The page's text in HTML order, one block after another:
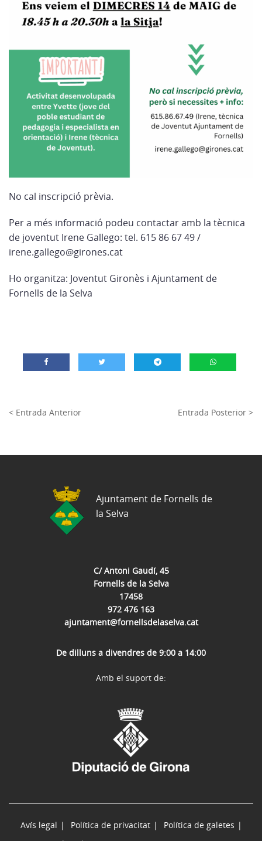
No cal inscripció prèvia.
Per a més informació podeu contactar amb la tècnica
de joventut Irene Gallego: tel. 615 86 67 49 /
irene.gallego@girones.cat
Ho organitza: Joventut Gironès i Ajuntament de
Fornells de la Selva
< Entrada Anterior Entrada Posterior >
C/ Antoni Gaudí, 45
Fornells de la Selva
17458
972 476 163
ajuntament@fornellsdelaselva.cat
De dilluns a divendres de 9:00 a 14:00
Ajuntament de Fornells de
la Selva
Avís legal Política de privacitat
Política de galetes
Amb el suport de: